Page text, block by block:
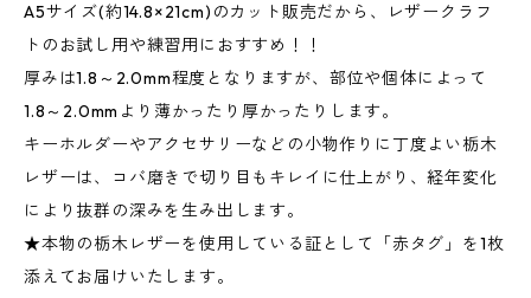
A5サイズ(約14.8×21cm)のカット販売だから、レザークラフ
トのお試し用や練習用におすすめ！！
厚みは1.8～2.0mm程度となりますが、部位や個体によって
1.8～2.0mmより薄かったり厚かったりします。
キーホルダーやアクセサリーなどの小物作りに丁度よい栃木
レザーは、コバ磨きで切り目もキレイに仕上がり、経年変化
により抜群の深みを生み出します。
★本物の栃木レザーを使用している証として「赤タグ」を1枚
添えてお届けいたします。